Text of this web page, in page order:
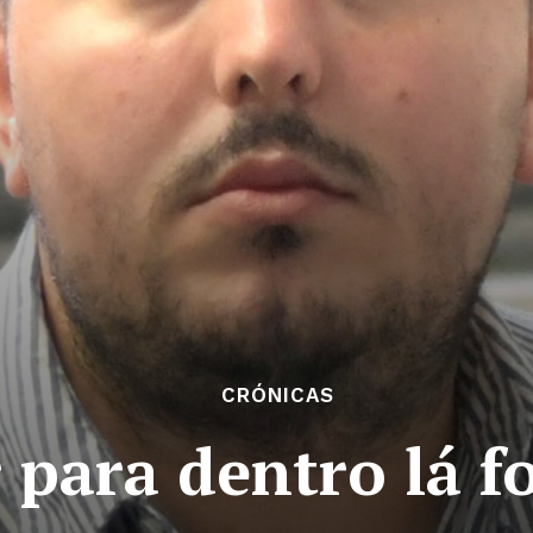
CRÓNICAS
para dentro lá